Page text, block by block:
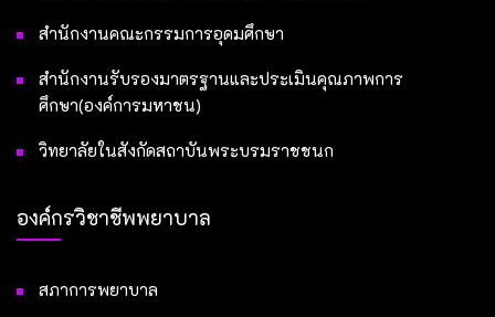
สำนักงานคณะกรรมการอุดมศึกษา
สำนักงานรับรองมาตรฐานและประเมินคุณภาพการ
ศึกษา(องค์การมหาชน)
วิทยาลัยในสังกัดสถาบันพระบรมราชชนก
องค์กรวิชาชีพพยาบาล
สภาการพยาบาล